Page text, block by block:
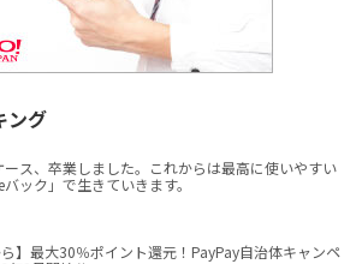
ング
ス、卒業しました。これからは最高に使いやすい
バック」で生きていきます。
ら】最大30％ポイント還元！PayPay自治体キャンペ